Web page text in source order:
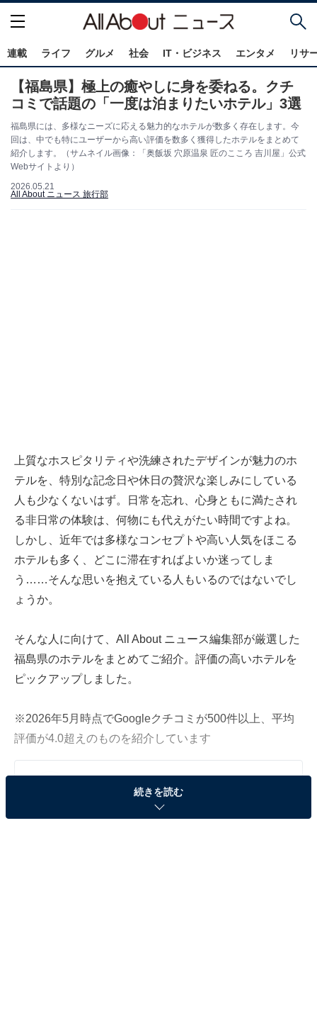
連載 ライフ グルメ 社会 IT・ビジネス エンタメ リサ
【福島県】極上の癒やしに身を委ねる。クチ
コミで話題の「一度は泊まりたいホテル」3選
福島県には、多様なニーズに応える魅力的なホテルが数多く存在します。今
回は、中でも特にユーザーから高い評価を数多く獲得したホテルをまとめて
紹介します。（サムネイル画像：「奥飯坂 穴原温泉 匠のこころ 吉川屋」公式
Webサイトより）
2026.05.21
All About ニュース 旅行部
上質なホスピタリティや洗練されたデザインが魅力のホ
テルを、特別な記念日や休日の贅沢な楽しみにしている
人も少なくないはず。日常を忘れ、心身ともに満たされ
る非日常の体験は、何物にも代えがたい時間ですよね。
しかし、近年では多様なコンセプトや高い人気をほこる
ホテルも多く、どこに滞在すればよいか迷ってしま
う……そんな思いを抱えている人もいるのではないでし
ょうか。
そんな人に向けて、All About ニュース編集部が厳選した
福島県のホテルをまとめてご紹介。評価の高いホテルを
ピックアップしました。
※2026年5月時点でGoogleクチコミが500件以上、平均
評価が4.0超えのものを紹介しています
続きを読む